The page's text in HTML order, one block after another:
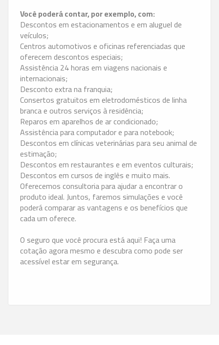
Você poderá contar, por exemplo, com:
Descontos em estacionamentos e em aluguel de
veículos;
Centros automotivos e oficinas referenciadas que
oferecem descontos especiais;
Assistência 24 horas em viagens nacionais e
internacionais;
Desconto extra na franquia;
Consertos gratuitos em eletrodomésticos de linha
branca e outros serviços à residência;
Reparos em aparelhos de ar condicionado;
Assistência para computador e para notebook;
Descontos em clínicas veterinárias para seu animal de
estimação;
Descontos em restaurantes e em eventos culturais;
Descontos em cursos de inglês e muito mais.
Oferecemos consultoria para ajudar a encontrar o
produto ideal. Juntos, faremos simulações e você
poderá comparar as vantagens e os benefícios que
cada um oferece.
O seguro que você procura está aqui! Faça uma
cotação agora mesmo e descubra como pode ser
acessível estar em segurança.